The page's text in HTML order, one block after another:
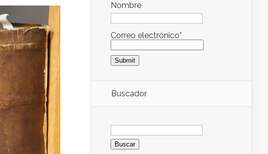
Nombre
Correo electrónico*
Buscador
Buscar: